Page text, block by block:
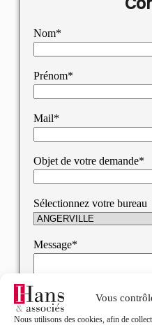
Vous
Nous utilisons des cookies, afin de
Nom*
Prénom*
Mail*
Objet de votre demande*
Sélectionnez votre bureau
Message*